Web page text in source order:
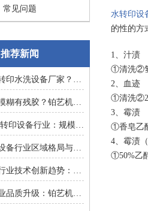
常见问题
推荐新闻
找靠谱的水转印水洗设备厂家？东莞铂艺机械提供一对一非标定制
水转印图案模糊有残胶？铂艺机械自动化水洗设备一键解决难题
2025 中国水转印设备行业：规模扩张、结构优化与增长逻辑深度解析
中国水转印设备行业区域格局与投资机会：集群效应与增量市场的双重红利
水转印设备行业技术创新趋势：智能化、环保化与精密化的突围之路
表面处理行业品质升级：铂艺机械水转印设备重塑装饰工艺新标准
水转印设
的性的方
1、汁渍
①清洗②
2、血迹
①清洗
3、霉渍
①香皂乙
4、霉渍
①50%乙